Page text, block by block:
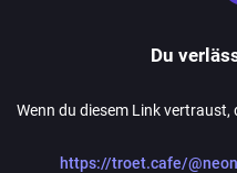
Du
Wenn du diesem Link
https://troet.cafe/